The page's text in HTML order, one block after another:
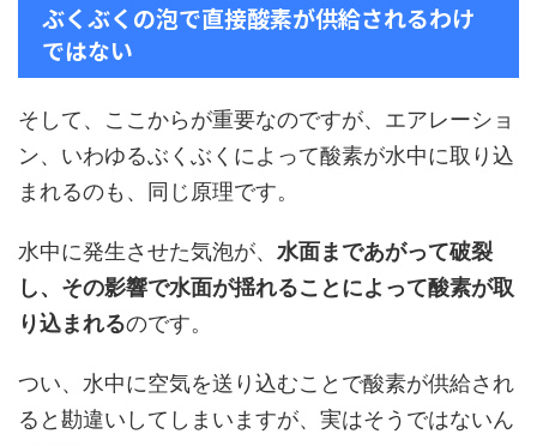
ぶくぶくの泡で直接酸素が供給されるわけ
ではない
そして、ここからが重要なのですが、エアレーショ
ン、いわゆるぶくぶくによって酸素が水中に取り込
まれるのも、同じ原理です。
水中に発生させた気泡が、 水面まであがって破裂
し、その影響で水面が揺れることによって酸素が取
り込まれるのです。
つい、水中に空気を送り込むことで酸素が供給され
ると勘違いしてしまいますが、実はそうではないん